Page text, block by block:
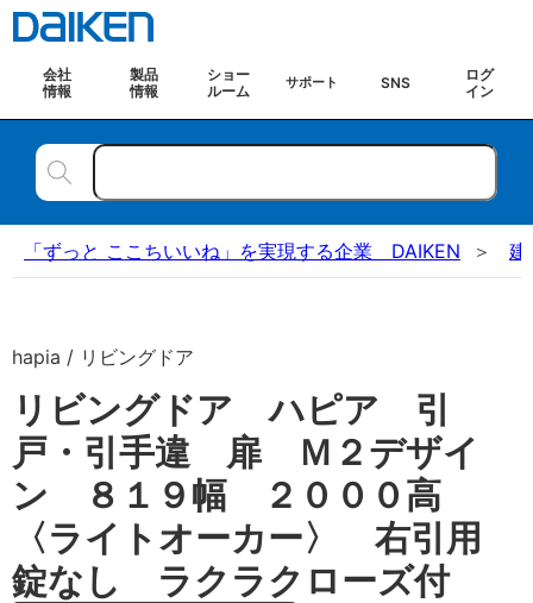
会社
情報
製品
情報
ショー
ルーム
サポート SNS
ログ
イン
「ずっと ここちいいね」を実現する企業 DAIKEN 建
hapia / リビングドア
リビングドア ハピア 引
戸・引手違 扉 Ｍ２デザイ
ン ８１９幅 ２０００高
〈ライトオーカー〉 右引用
錠なし ラクラクローズ付